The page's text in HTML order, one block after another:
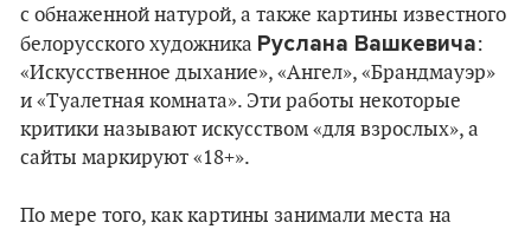
с обнаженной натурой, а также картины известного
белорусского художника Руслана Вашкевича:
«Искусственное дыхание», «Ангел», «Брандмауэр»
и «Туалетная комната». Эти работы некоторые
критики называют искусством «для взрослых», а
сайты маркируют «18+».
По мере того, как картины занимали места на